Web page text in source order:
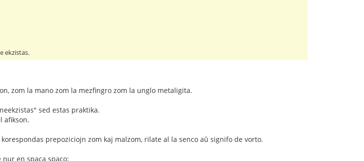
ekzistas.
zom la mano zom la mezfingro zom la unglo metaligita.
sed estas praktika.
afikson.
prepoziciojn zom kaj malzom, rilate al la senco aŭ signifo de vorto.
en spaca spaco: